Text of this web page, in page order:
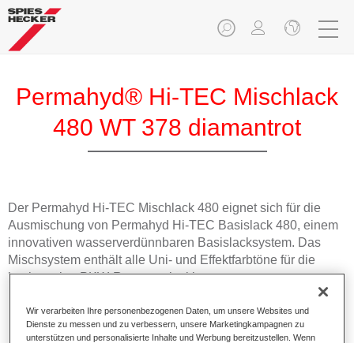
Permahyd® Hi-TEC Mischlack
480 WT 378 diamantrot
Der Permahyd Hi-TEC Mischlack 480 eignet sich für die
Ausmischung von Permahyd Hi-TEC Basislack 480, einem
innovativen wasserverdünnbaren Basislacksystem. Das
Mischsystem enthält alle Uni- und Effektfarbtöne für die
hochwertige PKW-Reparaturlackierung.
Produktmerkmale
Einfach und schnell zu verarbeiten.
Wir verarbeiten Ihre personenbezogenen Daten, um unsere Websites und
Dienste zu messen und zu verbessern, unsere Marketingkampagnen zu
unterstützen und personalisierte Inhalte und Werbung bereitzustellen. Wenn